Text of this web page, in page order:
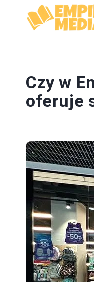
Czy w
oferuje